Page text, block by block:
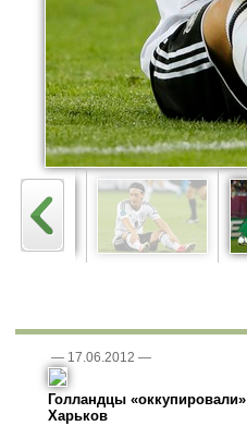
— 17.06.2012 —
Голландцы «оккупировали»
Харьков